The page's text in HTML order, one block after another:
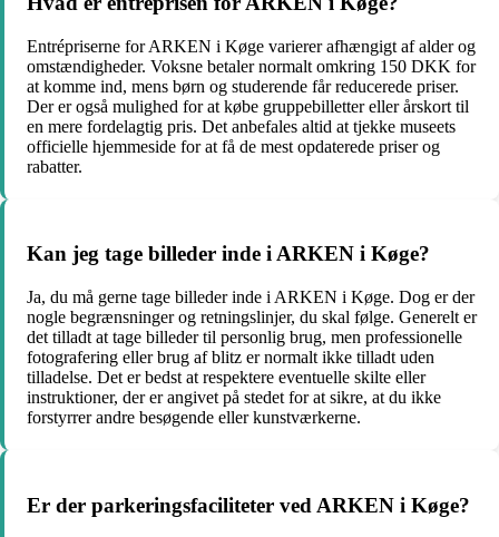
Entrépriserne for ARKEN i Køge varierer afhængigt af alder og
omstændigheder. Voksne betaler normalt omkring 150 DKK for
at komme ind, mens børn og studerende får reducerede priser.
Der er også mulighed for at købe gruppebilletter eller årskort til
en mere fordelagtig pris. Det anbefales altid at tjekke museets
officielle hjemmeside for at få de mest opdaterede priser og
rabatter.
Kan jeg tage billeder inde i ARKEN i Køge?
Ja, du må gerne tage billeder inde i ARKEN i Køge. Dog er der
nogle begrænsninger og retningslinjer, du skal følge. Generelt er
det tilladt at tage billeder til personlig brug, men professionelle
fotografering eller brug af blitz er normalt ikke tilladt uden
tilladelse. Det er bedst at respektere eventuelle skilte eller
instruktioner, der er angivet på stedet for at sikre, at du ikke
forstyrrer andre besøgende eller kunstværkerne.
Er der parkeringsfaciliteter ved ARKEN i Køge?